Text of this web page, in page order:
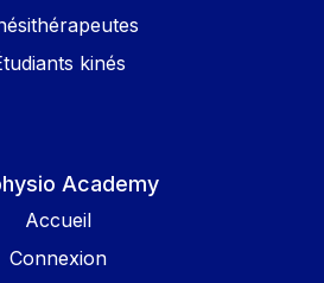
kinés
Academy
Accueil
Connexion